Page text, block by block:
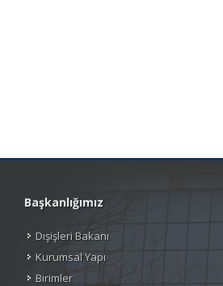
Başkanlığımız
Dışişleri Bakanı
Kurumsal Yapı
Birimler